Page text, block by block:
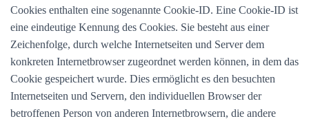
Cookies enthalten eine sogenannte Cookie-ID. Eine Cookie-ID ist
eine eindeutige Kennung des Cookies. Sie besteht aus einer
Zeichenfolge, durch welche Internetseiten und Server dem
konkreten Internetbrowser zugeordnet werden können, in dem das
Cookie gespeichert wurde. Dies ermöglicht es den besuchten
Internetseiten und Servern, den individuellen Browser der
betroffenen Person von anderen Internetbrowsern, die andere